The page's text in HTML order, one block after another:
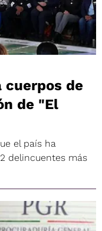
cuerpos de
de "El
el país ha
delincuentes más